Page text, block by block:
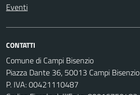
Eventi
CONTATTI
Comune di Campi Bisenzio
Piazza Dante 36, 50013 Campi Bisenzio
P. IVA: 00421110487